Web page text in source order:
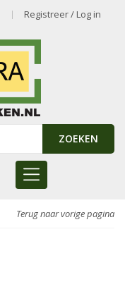
Registreer / Log in
ZOEKEN
Terug naar vorige pagina